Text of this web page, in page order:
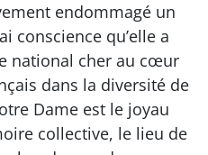
endommagé un
conscience qu’elle a
national cher au cœur
dans la diversité de
Dame est le joyau
collective, le lieu de